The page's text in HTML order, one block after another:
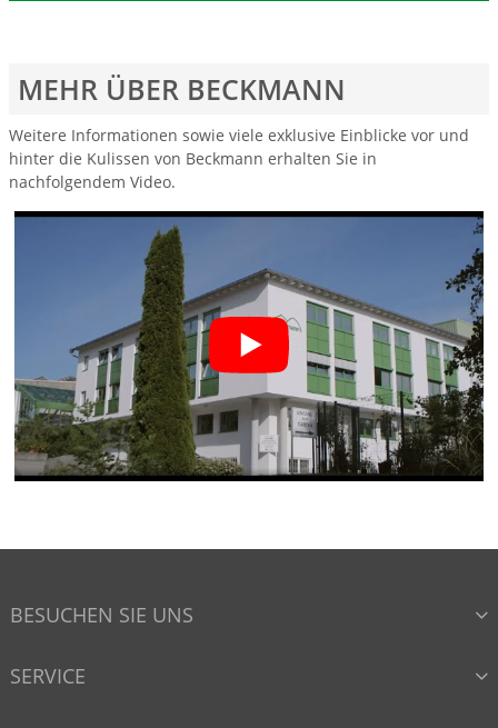
MEHR ÜBER BECKMANN
Weitere Informationen sowie viele exklusive Einblicke vor und
hinter die Kulissen von Beckmann erhalten Sie in
nachfolgendem Video.
BESUCHEN SIE UNS
SERVICE